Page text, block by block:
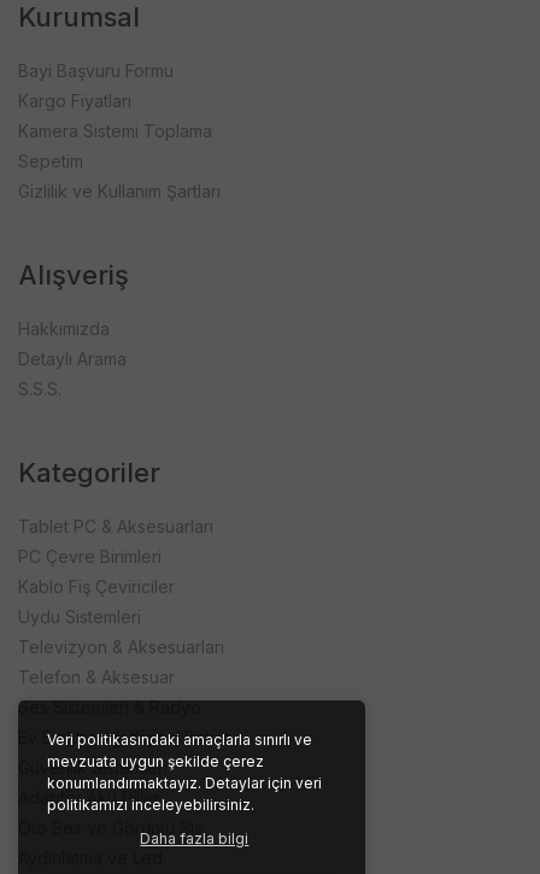
Veri politikasındaki amaçlarla sınırlı ve
mevzuata uygun şekilde çerez
konumlandırmaktayız. Detaylar için veri
politikamızı inceleyebilirsiniz.
Daha fazla bilgi
Kurumsal
Bayi Başvuru Formu
Kargo Fiyatları
Kamera Sistemi Toplama
Sepetim
Gizlilik ve Kullanım Şartları
Alışveriş
Hakkımızda
Detaylı Arama
S.S.S.
Kategoriler
Tablet PC & Aksesuarları
PC Çevre Birimleri
Kablo Fiş Çeviriciler
Uydu Sistemleri
Televizyon & Aksesuarları
Telefon & Aksesuar
Ses Sistemleri & Radyo
Ev Elektroniği Kişisel Bakım
Güvenlik Sistemleri
Adaptör Akü Piller